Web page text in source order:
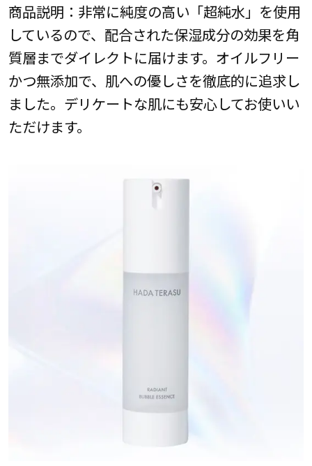
商品説明：非常に純度の高い「超純水」を使用
しているので、配合された保湿成分の効果を角
質層までダイレクトに届けます。オイルフリー
かつ無添加で、肌への優しさを徹底的に追求し
ました。デリケートな肌にも安心してお使いい
ただけます。